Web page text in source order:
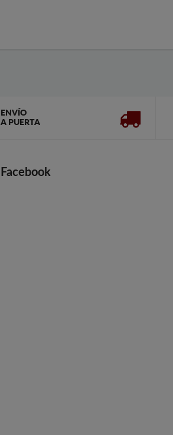
ENVÍO
A PUERTA
Facebook